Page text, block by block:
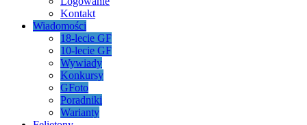
Kontakt
Wiadomości
18-lecie GF
10-lecie GF
Wywiady
Konkursy
GFoto
Poradniki
Warianty